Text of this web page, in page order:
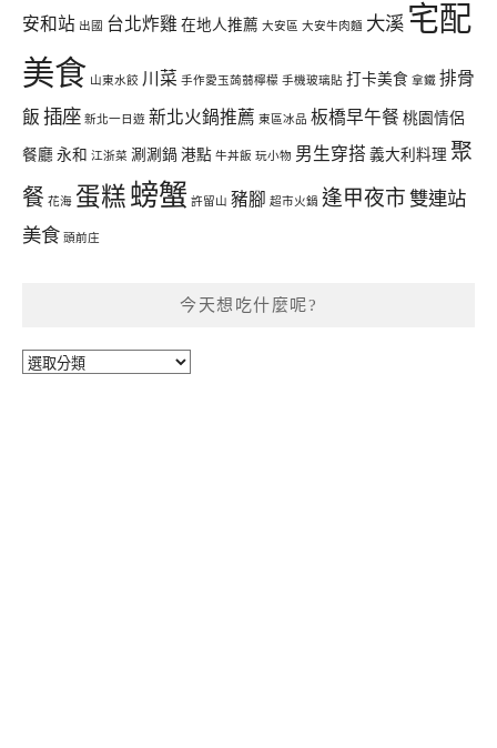
安和站 出國 台北炸雞 在地人推薦 大安區 大安牛肉麵 大溪 宅配
美食 山東水餃 川菜 手作愛玉蒟蒻檸檬 手機玻璃貼 打卡美食 拿鐵 排骨
飯 插座 新北一日遊 新北火鍋推薦 東區冰品 板橋早午餐 桃園情侶
餐廳 永和 江浙菜 涮涮鍋 港點 牛丼飯 玩小物 男生穿搭 義大利料理 聚
餐 花海 蛋糕 螃蟹 許留山 豬腳 超市火鍋 逢甲夜市 雙連站
美食 頭前庄
今天想吃什麼呢?
今